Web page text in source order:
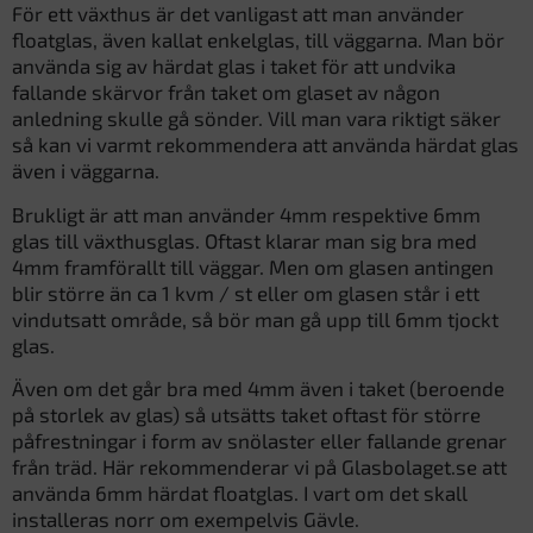
För ett växthus är det vanligast att man använder
floatglas, även kallat enkelglas, till väggarna. Man bör
använda sig av härdat glas i taket för att undvika
fallande skärvor från taket om glaset av någon
anledning skulle gå sönder. Vill man vara riktigt säker
så kan vi varmt rekommendera att använda härdat glas
även i väggarna.
Brukligt är att man använder 4mm respektive 6mm
glas till växthusglas. Oftast klarar man sig bra med
4mm framförallt till väggar. Men om glasen antingen
blir större än ca 1 kvm / st eller om glasen står i ett
vindutsatt område, så bör man gå upp till 6mm tjockt
glas.
Även om det går bra med 4mm även i taket (beroende
på storlek av glas) så utsätts taket oftast för större
påfrestningar i form av snölaster eller fallande grenar
från träd. Här rekommenderar vi på Glasbolaget.se att
använda 6mm härdat floatglas. I vart om det skall
installeras norr om exempelvis Gävle.